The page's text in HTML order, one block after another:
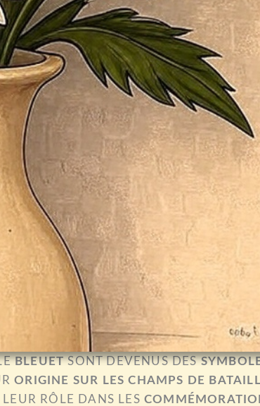
BLEUETSONT DEVENUS DES
ORIGINE SUR LES CHAMPS DE
LEUR RÔLE DANS LES